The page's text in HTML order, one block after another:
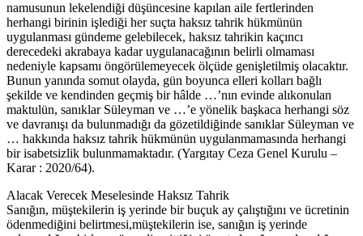
namusunun lekelendiği düşüncesine kapılan aile fertlerinden
herhangi birinin işlediği her suçta haksız tahrik hükmünün
uygulanması gündeme gelebilecek, haksız tahrikin kaçıncı
derecedeki akrabaya kadar uygulanacağının belirli olmaması
nedeniyle kapsamı öngörülemeyecek ölçüde genişletilmiş olacaktır.
Bunun yanında somut olayda, gün boyunca elleri kolları bağlı
şekilde ve kendinden geçmiş bir hâlde …’nın evinde alıkonulan
maktulün, sanıklar Süleyman ve …’e yönelik başkaca herhangi söz
ve davranışı da bulunmadığı da gözetildiğinde sanıklar Süleyman ve
… hakkında haksız tahrik hükmünün uygulanmamasında herhangi
bir isabetsizlik bulunmamaktadır. (Yargıtay Ceza Genel Kurulu –
Karar : 2020/64).
Alacak Verecek Meselesinde Haksız Tahrik
Sanığın, müştekilerin iş yerinde bir buçuk ay çalıştığını ve ücretinin
ödenmediğini belirtmesi,müştekilerin ise, sanığın iş yerinde